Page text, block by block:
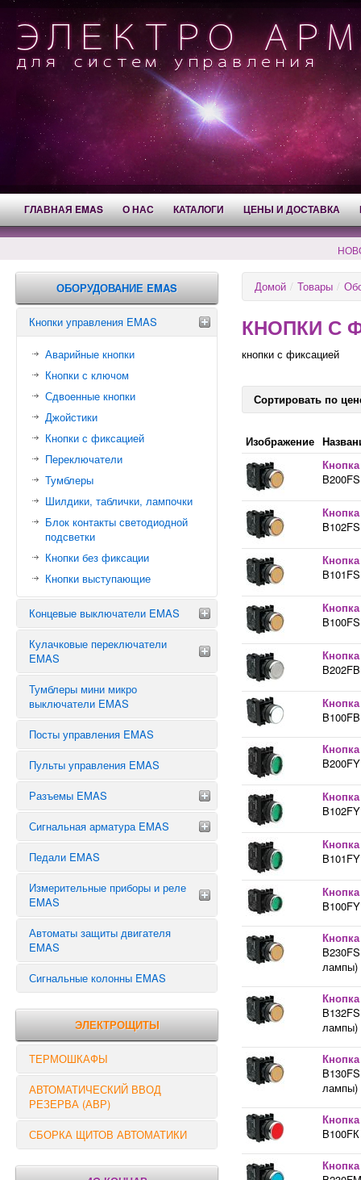
ГЛАВНАЯ EMAS О НАС КАТАЛОГИ ЦЕНЫ И ДОСТАВКА
ОБОРУДОВАНИЕ EMAS
Кнопки управления EMAS
Аварийные кнопки
Кнопки с ключом
Сдвоенные кнопки
Джойстики
Кнопки с фиксацией
Переключатели
Тумблеры
Шилдики, таблички, лампочки
Блок контакты светодиодной
подсветки
Кнопки без фиксации
Кнопки выступающие
Концевые выключатели EMAS
КОНЦЕВИКИ EMAS СЕРИИ L1
КОНЦЕВИКИ EMAS СЕРИИ L2
КОНЦЕВИКИ EMAS СЕРИИ L3
КОНЦЕВИКИ EMAS СЕРИИ L4
КОНЦЕВИКИ EMAS СЕРИИ L5
КОНЦЕВИКИ EMAS СЕРИИ L51
КОНЦЕВИКИ СЕРИИ EMAS L52
КОНЦЕВИКИ EMAS СЕРИИ L6
ЗАПЧАСТИ К КОНЦЕВЫМ
ВЫКЛЮЧАТЕЛЯМ EMAS
Кулачковые переключатели
EMAS
Звезда треугольник
Аварийные переключатели
Переключатель предела
Реверсивные переключатели
Тумблеры мини микро
выключатели EMAS
Посты управления EMAS
Пульты управления EMAS
Разъемы EMAS
Разъемы 48 выводов
Разъемы 24 вывода
Разъемы 16 выводов
Разъемы 12 выводов
Разъемы 10 выводов
Разъемы 6 выводов
Разъемы 5 выводов
Сигнальная арматура EMAS
Сигнальная арматура 10 мм
Сигнальная арматура 22 мм
Педали EMAS
Измерительные приборы и реле
EMAS
ТАЙМЕРЫ
РЕЛЕ ВРЕМЕНИ
РЕЛЕ НАПРЯЖЕНИЯ
РЕЛЕ КОНТРОЛЯ
Автоматы защиты двигателя
EMAS
Сигнальные колонны EMAS
ЭЛЕКТРОЩИТЫ
ТЕРМОШКАФЫ
АВТОМАТИЧЕСКИЙ ВВОД
РЕЗЕРВА (АВР)
СБОРКА ЩИТОВ АВТОМАТИКИ
Домой / Товары /
КНОПКИ С
кнопки с фиксацией
Сортировать по
Изображение
лампы)
лампы)
лампы)